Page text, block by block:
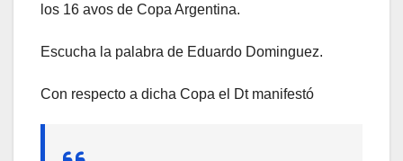
los 16 avos de Copa Argentina.
Escucha la palabra de Eduardo Dominguez.
Con respecto a dicha Copa el Dt manifestó